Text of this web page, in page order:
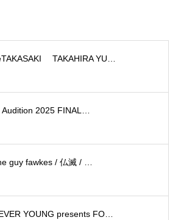
TAKAHIRA YU…
2025 FINAL…
guy fawkes / 仏滅 / …
YOUNG presents FO…